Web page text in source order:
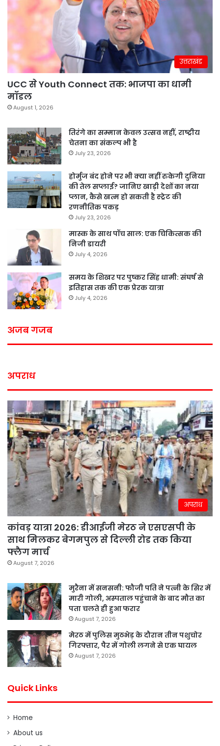
उत्तराखंड
UCC से Youth Connect तक: भाजपा का धामी
मॉडल
August 1, 2026
तिरंगे का सम्मान केवल उत्सव नहीं, राष्ट्रीय
चेतना का संकल्प भी है
July 23, 2026
होर्मुज बंद होने पर भी क्या नहीं रुकेगी दुनिया
की तेल सप्लाई? जानिए खाड़ी देशों का नया
प्लान, कैसे खत्म हो सकती है स्ट्रेट की
रणनीतिक पकड़
July 23, 2026
मास्क के साथ पॉच साल: एक चिकित्सक की
निजी डायरी
July 4, 2026
समय के शिखर पर पुष्कर सिंह धामी: संघर्ष से
इतिहास तक की एक प्रेरक यात्रा
July 4, 2026
अजब गजब
अपराध
अपराध
कांवड़ यात्रा 2026: डीआईजी मेरठ ने एसएसपी के
साथ मिलकर बेगमपुल से दिल्ली रोड तक किया
फ्लैग मार्च
August 7, 2026
मुरैना में सनसनी: फौजी पति ने पत्नी के सिर में
मारी गोली, अस्पताल पहुंचाने के बाद मौत का
पता चलते ही हुआ फरार
August 7, 2026
मेरठ में पुलिस मुठभेड़ के दौरान तीन पशुचोर
गिरफ्तार, पैर में गोली लगने से एक घायल
August 7, 2026
Quick Links
Home
About us